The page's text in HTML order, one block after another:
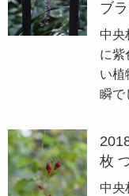
ブ
中央
に紫
い植
瞬で
枚
中央